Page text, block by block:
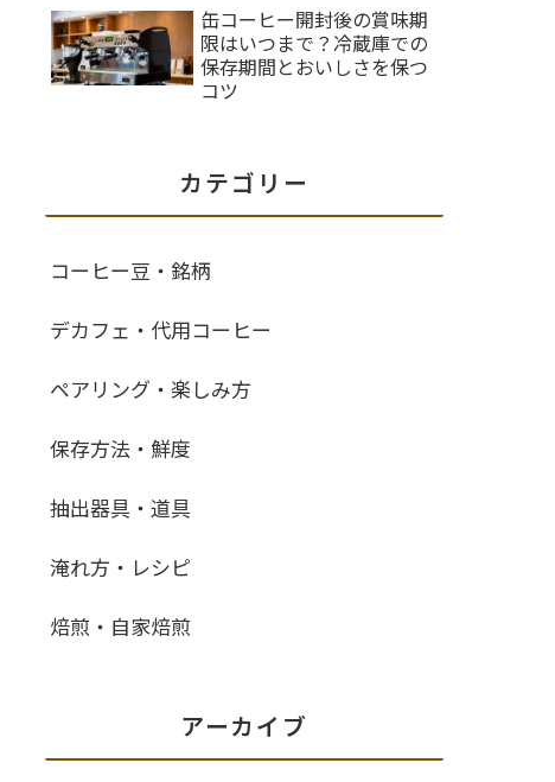
缶コーヒー開封後の賞味期
限はいつまで？冷蔵庫での
保存期間とおいしさを保つ
コツ
カテゴリー
コーヒー豆・銘柄
デカフェ・代用コーヒー
ペアリング・楽しみ方
保存方法・鮮度
抽出器具・道具
淹れ方・レシピ
焙煎・自家焙煎
アーカイブ